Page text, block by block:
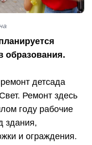
образования.
детсада
Ремонт здесь
году рабочие
здания,
и ограждения.